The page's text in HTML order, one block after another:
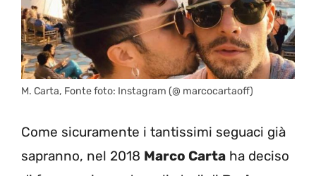
M. Carta, Fonte foto: Instagram (@ marcocartaoff)
Come sicuramente i tantissimi seguaci già
sapranno, nel 2018 Marco Carta ha deciso